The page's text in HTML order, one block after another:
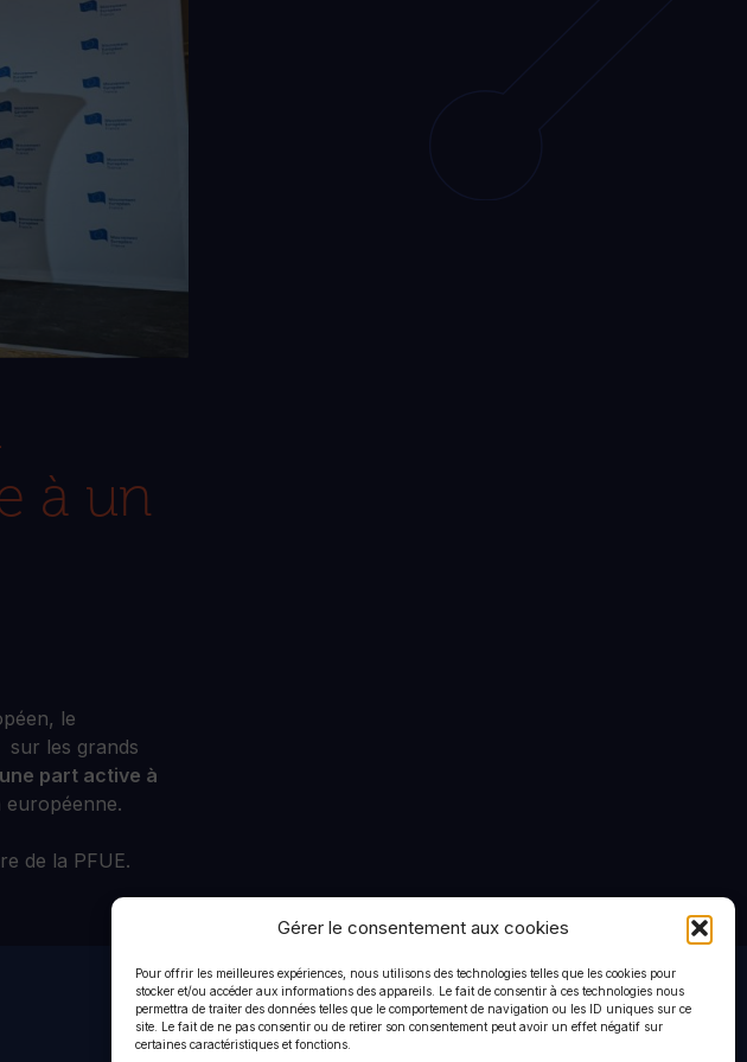
Gérer le consentement aux cookies
Pour offrir les meilleures expériences, nous utilisons des technologies telles que les cookies pour
stocker et/ou accéder aux informations des appareils. Le fait de consentir à ces technologies nous
permettra de traiter des données telles que le comportement de navigation ou les ID uniques sur ce
site. Le fait de ne pas consentir ou de retirer son consentement peut avoir un effet négatif sur
certaines caractéristiques et fonctions.
à un
le
sur les grands
part active à
européenne.
de la PFUE.